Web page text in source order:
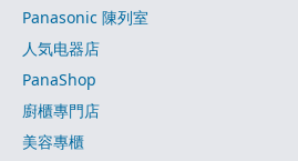
Panasonic 陳列室
人気电器店
PanaShop
廚櫃專門店
美容專櫃